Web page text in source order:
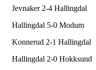
Jevnaker 2-4 Hallingdal
Hallingdal 5-0 Modum
Konnerud 2-1 Hallingdal
Hallingdal 2-0 Hokksund